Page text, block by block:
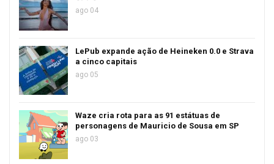
ago 04
LePub expande ação de Heineken 0.0 e Strava
a cinco capitais
ago 05
Waze cria rota para as 91 estátuas de
personagens de Mauricio de Sousa em SP
ago 03